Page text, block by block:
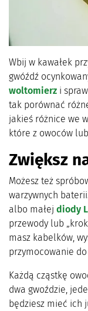
Wbij w kawałek
gwóźdź
woltomierz i
tak porównać
jakieś różnice we
które z owoców
Zwiększ
Możesz też
warzywnych
albo małej diody
przewody lub
masz kabelków,
przymocowanie
Każdą cząstkę
dwa gwoździe,
będziesz mieć ich